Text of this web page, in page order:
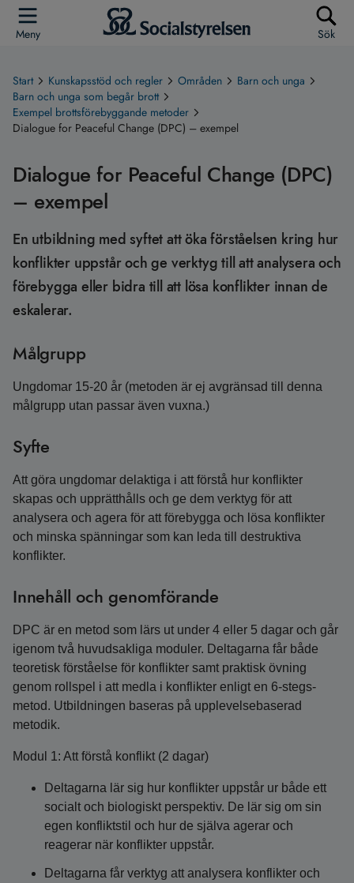
Meny Sök
Start Kunskapsstöd och regler Områden
Barn och unga
Barn och unga som begår brott
Exempel brottsförebyggande metoder
Dialogue for Peaceful Change (DPC) – exempel
Dialogue for Peaceful Change (DPC)
– exempel
En utbildning med syftet att öka förståelsen kring hur
konflikter uppstår och ge verktyg till att analysera och
förebygga eller bidra till att lösa konflikter innan de
eskalerar.
Målgrupp
Ungdomar 15-20 år (metoden är ej avgränsad till denna
målgrupp utan passar även vuxna.)
Syfte
Att göra ungdomar delaktiga i att förstå hur konflikter
skapas och upprätthålls och ge dem verktyg för att
analysera och agera för att förebygga och lösa konflikter
och minska spänningar som kan leda till destruktiva
konflikter.
Innehåll och genomförande
DPC är en metod som lärs ut under 4 eller 5 dagar och går
igenom två huvudsakliga moduler. Deltagarna får både
teoretisk förståelse för konflikter samt praktisk övning
genom rollspel i att medla i konflikter enligt en 6-stegs-
metod. Utbildningen baseras på upplevelsebaserad
metodik.
Modul 1: Att förstå konflikt (2 dagar)
Deltagarna lär sig hur konflikter uppstår ur både ett
socialt och biologiskt perspektiv. De lär sig om sin
egen konfliktstil och hur de själva agerar och
reagerar när konflikter uppstår.
Deltagarna får verktyg att analysera konflikter och